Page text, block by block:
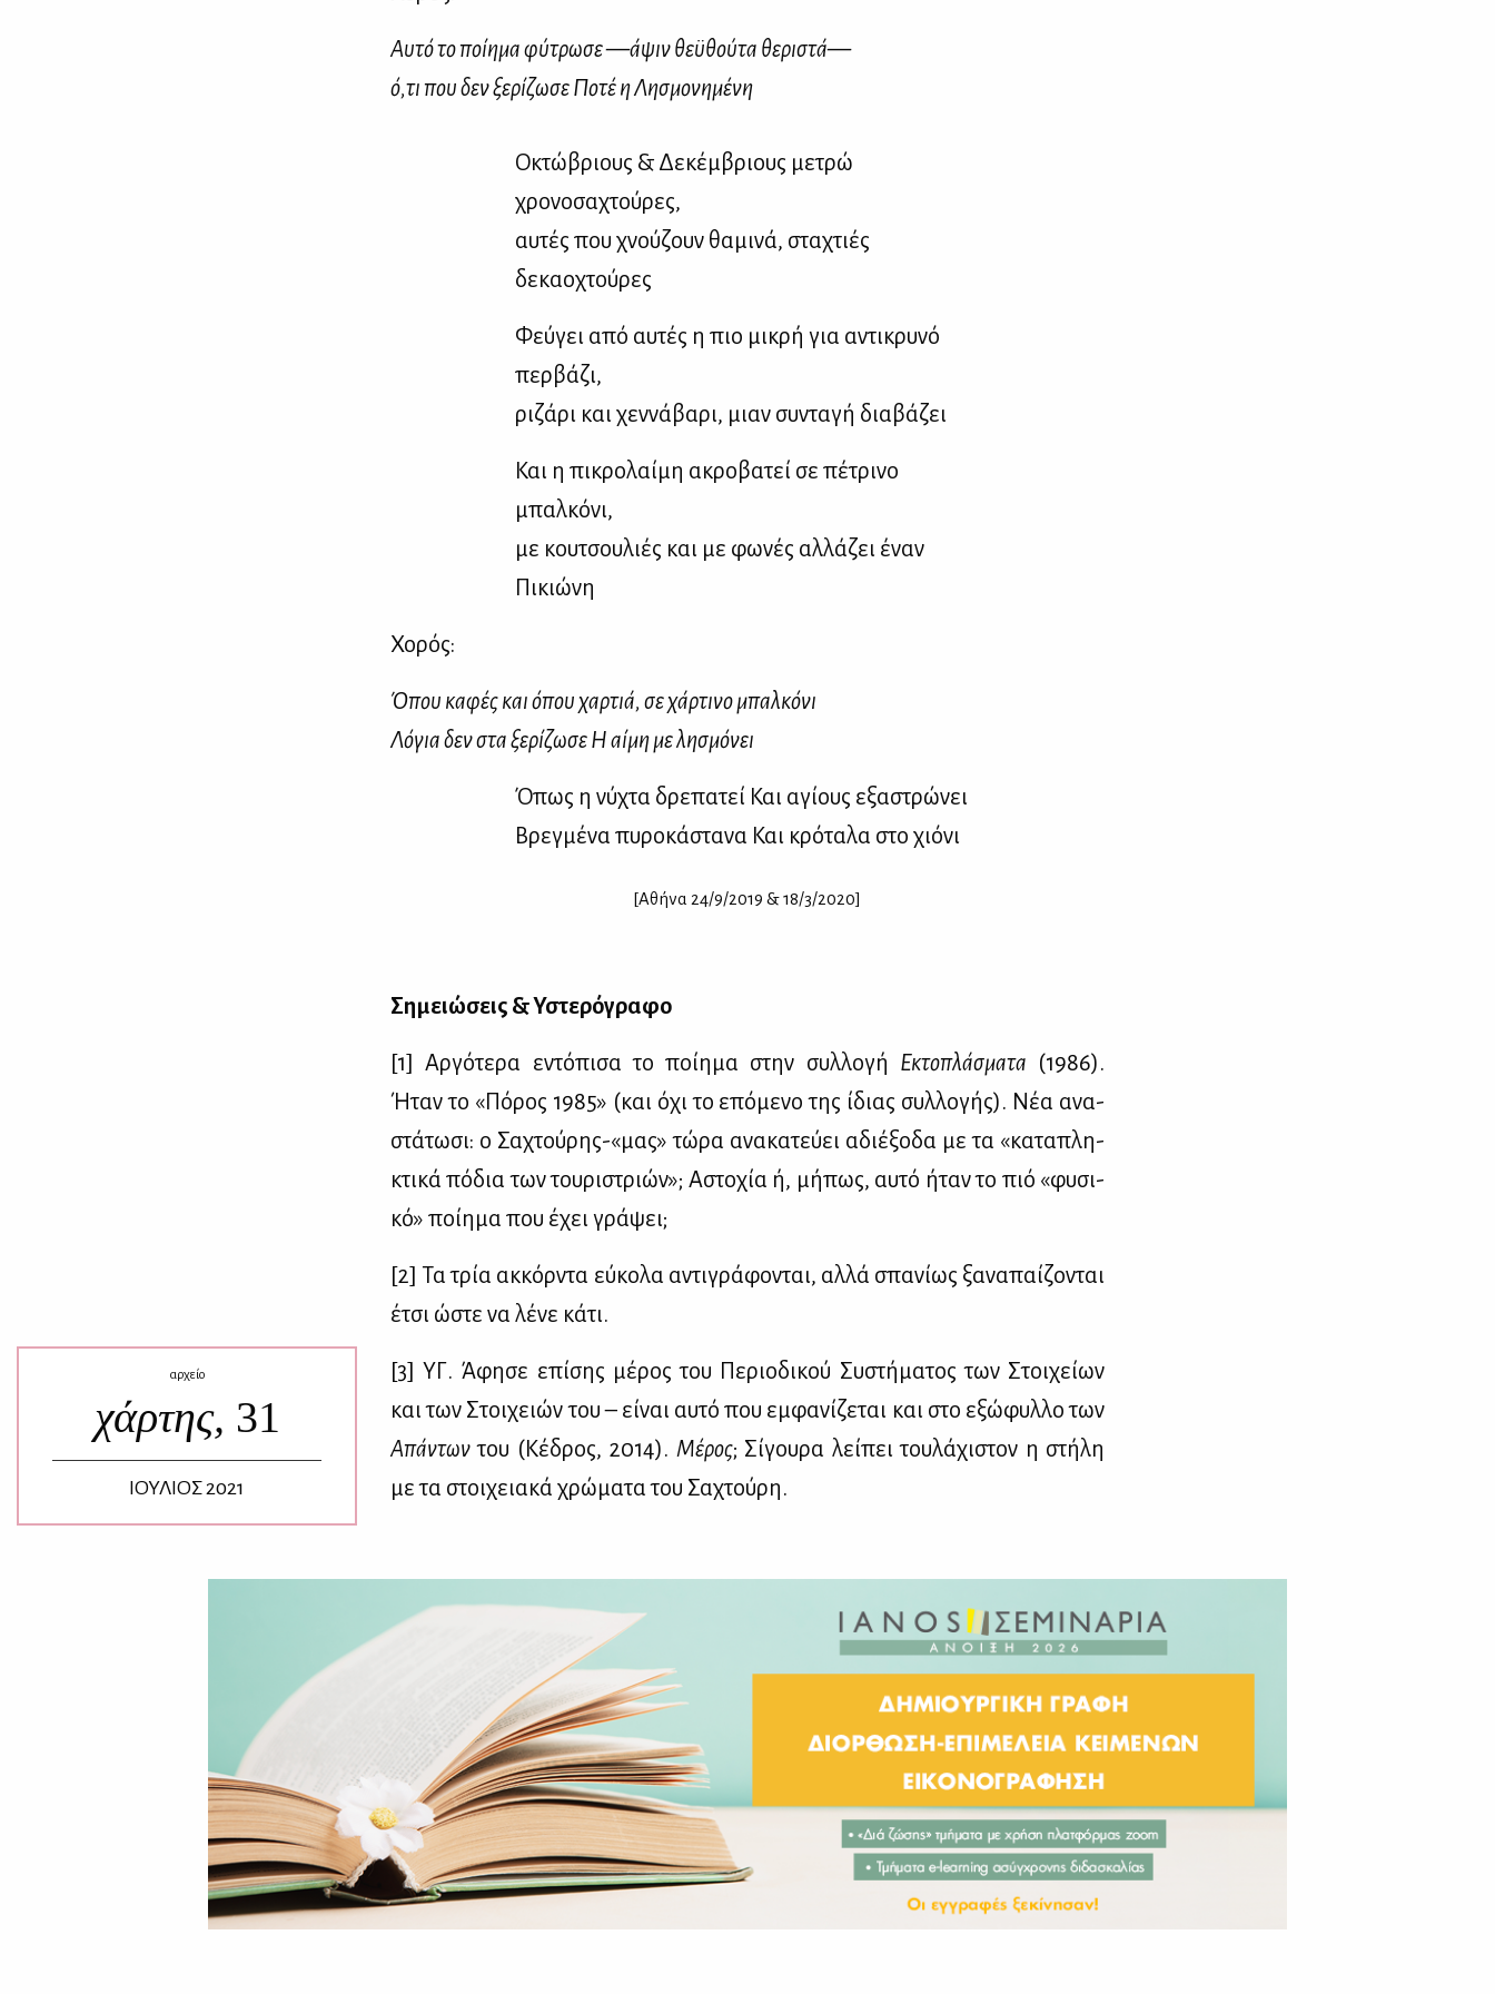
αρχείο
χάρτης, 31
ΙΟΥΛΙΟΣ 2021
Αυ­τό το ποί­η­μα φύ­τρω­σε —άψιν θεϋ­θού­τα θε­ρι­στά—
ό,τι που δεν ξε­ρί­ζω­σε Πο­τέ η Λη­σμο­νη­μέ­νη
Οκτώβριους & Δεκέμβριους μετρώ
χρονοσαχτούρες,
αυτές που χνούζουν θαμινά, σταχτιές
δεκαοχτούρες
Φεύγει από αυτές η πιο μικρή για αντικρυνό
περβάζι,
ριζάρι και χεννάβαρι, μιαν συνταγή διαβάζει
Και η πικρολαίμη ακροβατεί σε πέτρινο
μπαλκόνι,
με κουτσουλιές και με φωνές αλλάζει έναν
Πικιώνη
Χο­ρός:
Όπου κα­φές και όπου χαρ­τιά, σε χάρ­τι­νο μπαλ­κό­νι
Λό­για δεν στα ξε­ρί­ζω­σε Η αί­μη με λη­σμό­νει
Όπως η νύχτα δρεπατεί Και αγίους εξαστρώνει
Βρεγμένα πυροκάστανα Και κρόταλα στο χιόνι
[Αθήνα 24/9/2019 & 18/3/2020]
Ση­μειώ­σεις & Υστε­ρό­γρα­φο
[1] Αρ­γό­τε­ρα εντό­πι­σα το ποί­η­μα στην συλ­λο­γή Εκτο­πλά­σμα­τα (1986).
Ήταν το «Πό­ρος 1985» (και όχι το επό­με­νο της ίδιας συλ­λο­γής). Νέα ανα­
στά­τω­σι: ο Σα­χτού­ρης-«μας» τώ­ρα ανα­κα­τεύ­ει αδιέ­ξο­δα με τα «κα­τα­πλη­
κτι­κά πό­δια των του­ρι­στριών»; Αστο­χία ή, μή­πως, αυ­τό ήταν το πιό «φυ­σι­
κό» ποί­η­μα που έχει γρά­ψει;
[2] Τα τρία ακ­κόρ­ντα εύ­κο­λα αντι­γρά­φο­νται, αλ­λά σπα­νί­ως ξα­να­παί­ζο­νται
έτσι ώστε να λέ­νε κά­τι.
[3] ΥΓ. Άφη­σε επί­σης μέ­ρος του Πε­ριο­δι­κού Συ­στή­μα­τος των Στοι­χεί­ων
και των Στοι­χειών του – εί­ναι αυ­τό που εμ­φα­νί­ζε­ται και στο εξώ­φυλ­λο των
Απά­ντων του (Κέ­δρος, 2014). Μέ­ρος; Σί­γου­ρα λεί­πει του­λά­χι­στον η στή­λη
με τα στοι­χεια­κά χρώ­μα­τα του Σα­χτού­ρη.